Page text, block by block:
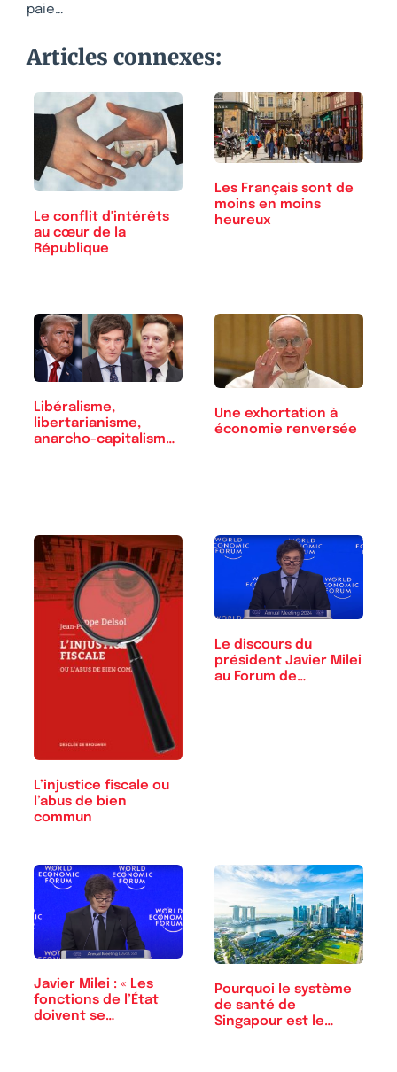
paie…
Articles connexes:
Le conflit d'intérêts
au cœur de la
République
Les Français sont de
moins en moins
heureux
Libéralisme,
libertarianisme,
anarcho-capitalisme :
Une exhortation à
économie renversée
L’injustice fiscale ou
l’abus de bien
commun
Le discours du
président Javier Milei
au Forum de…
Javier Milei : « Les
fonctions de l’État
doivent se…
Pourquoi le système
de santé de
Singapour est le…